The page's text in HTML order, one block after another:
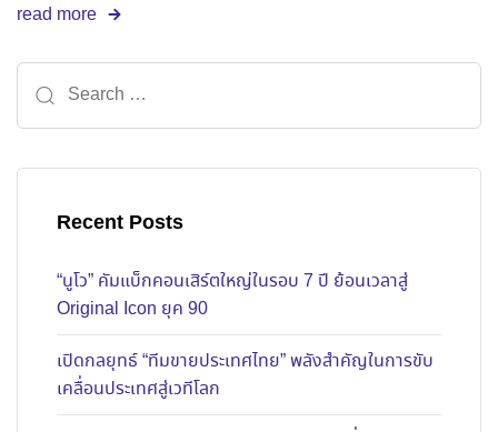
read more
Recent Posts
“นูโว” คัมแบ็กคอนเสิร์ตใหญ่ในรอบ 7 ปี ย้อนเวลาสู่
Original Icon ยุค 90
เปิดกลยุทธ์ “ทีมขายประเทศไทย” พลังสำคัญในการขับ
เคลื่อนประเทศสู่เวทีโลก